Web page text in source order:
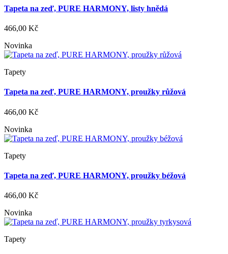
Tapeta na zeď, PURE HARMONY, listy hnědá
466,00 Kč
Novinka
Tapety
Tapeta na zeď, PURE HARMONY, proužky růžová
466,00 Kč
Novinka
Tapety
Tapeta na zeď, PURE HARMONY, proužky béžová
466,00 Kč
Novinka
Tapety